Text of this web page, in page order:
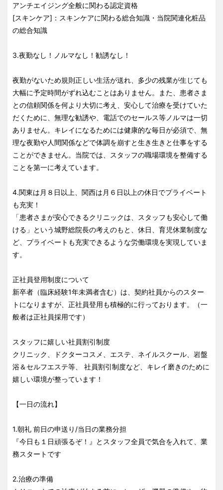
アンチエイジング全般に関わる認定資格
[スキンケア]：スキンケアに関わる総合知識・当院関連化粧品
の総合知識
3.夜勤なし！ノルマなし！勧誘なし！
夜勤がないため規則正しい生活が送れ、多少の残業が生じても
大幅に予定時間がずれ込むことはありません。また、患者さま
との信頼関係を何より大切に考え、安心して治療を受けていた
だくために、無理な勧誘や、電話でのセールス等ノルマは一切
ありません。キレイになるためには健康的な毎日が必須で、無
理な夜勤や人間関係などで体調を崩すと生き生きと仕事をする
ことができません。当院では、スタッフの職場環境を整備する
ことを第一に考えています。
4.関東は月８日以上、関西は月６日以上の休日でプライベート
も充実！
「患者さまが安心できるクリニックは、スタッフも安心して働
ける」という城野総院長の考えのもと、休日、育児休業制度な
ど、プライベートも充実できるような労働環境を実現していま
す。
正社員登用制度について
新卒者（臨床経験1年未満者含む）は、契約社員からのスター
トになりますが、正社員登用も積極的に行っております。（一
般者は正社員採用です）
スタッフに嬉しい社員割引制度
クリニック、ドクターコスメ、エステ、ネイルスクール、岩盤
浴＆セルフエステ等、 社員割引制度など、キレイ磨きのために
嬉しい環境が整っています！
【一日の流れ】
1.朝礼 前日の申送り/当日の業務分担
『今日も１日頑張るぞ！』とスタッフ全員で気合を入れて、業
務スタートです
2.治療の準備